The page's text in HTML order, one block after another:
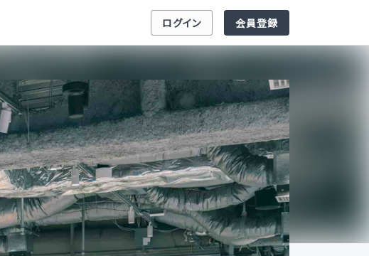
ログイン 会員登録